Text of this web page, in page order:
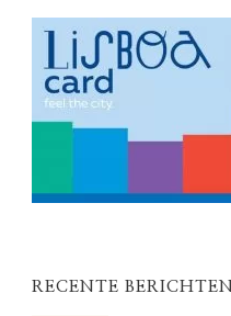
RECENTE BERICHTEN